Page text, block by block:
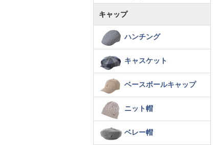
キャップ
ハンチング
キャスケット
ベースボールキャップ
ニット帽
ベレー帽